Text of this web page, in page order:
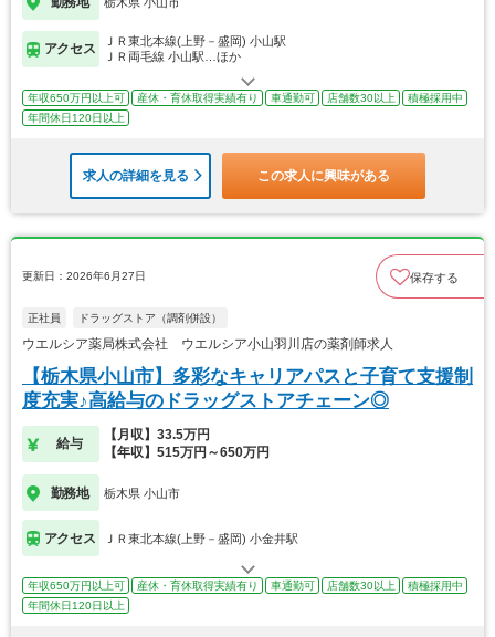
アクセス
ＪＲ東北本線(上野－盛岡) 小山駅
ＪＲ両毛線 小山駅…ほか
年収650万円以上可 産休・育休取得実績有り 車通勤可 店舗数30以上
積極採用中
年間休日120日以上
求人の詳細を見る この求人に興味がある
更新日：2026年6月27日 保存する
正社員 ドラッグストア（調剤併設）
ウエルシア薬局株式会社 ウエルシア小山羽川店の薬剤師求人
【栃木県小山市】多彩なキャリアパスと子育て支援制
度充実♪高給与のドラッグストアチェーン◎
給与
【月収】33.5万円
【年収】515万円～650万円
勤務地 栃木県 小山市
アクセス ＪＲ東北本線(上野－盛岡) 小金井駅
年収650万円以上可 産休・育休取得実績有り 車通勤可 店舗数30以上
積極採用中
年間休日120日以上